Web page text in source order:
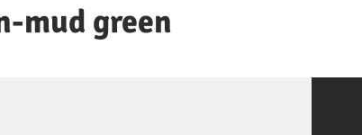
mud green